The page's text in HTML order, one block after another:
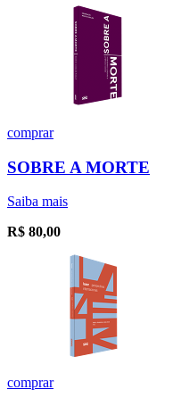
comprar
SOBRE A MORTE
Saiba mais
R$ 80,00
comprar